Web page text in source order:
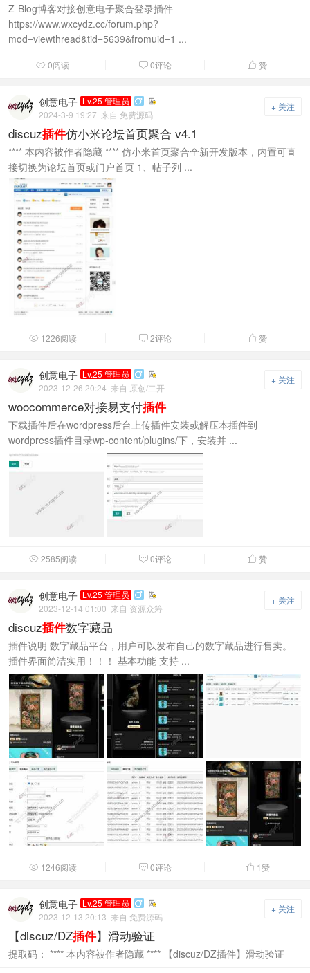
Z-Blog博客对接创意电子聚合登录插件
https://www.wxcydz.cc/forum.php?
mod=viewthread&tid=5639&fromuid=1 ...
 0阅读  0评论  赞
+ 关注
创意电子 Lv.25 管理员 
2024-3-9 19:27 来自 免费源码
discuz插件仿小米论坛首页聚合 v4.1
**** 本内容被作者隐藏 **** 仿小米首页聚合全新开发版本，内置可直
接切换为论坛首页或门户首页 1、帖子列 ...
 1226阅读  2评论  赞
+ 关注
创意电子 Lv.25 管理员 
2023-12-26 20:24 来自 原创/二开
woocommerce对接易支付插件
下载插件后在wordpress后台上传插件安装或解压本插件到
wordpress插件目录wp-content/plugins/下，安装并 ...
 2585阅读  0评论  赞
+ 关注
创意电子 Lv.25 管理员 
2023-12-14 01:00 来自 资源众筹
discuz插件数字藏品
插件说明 数字藏品平台，用户可以发布自己的数字藏品进行售卖。
插件界面简洁实用！！！ 基本功能 支持 ...
 1246阅读  0评论  1赞
+ 关注
创意电子 Lv.25 管理员 
2023-12-13 20:13 来自 免费源码
【discuz/DZ插件】滑动验证
提取码： **** 本内容被作者隐藏 **** 【discuz/DZ插件】滑动验证